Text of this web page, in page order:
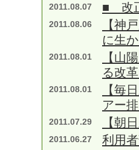
2011.08.07 ■ 改
2011.08.06
【神
に生
2011.08.01
【山
る改
2011.08.01
【毎
アー
2011.07.29 【朝
2011.06.27 利用